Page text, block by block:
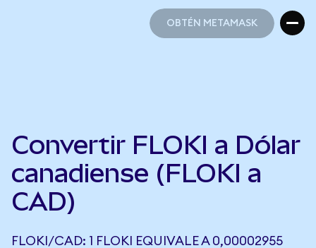
OBTÉN METAMASK
Convertir FLOKI a Dólar
canadiense (FLOKI a
CAD)
FLOKI/CAD: 1 FLOKI EQUIVALE A 0,00002955